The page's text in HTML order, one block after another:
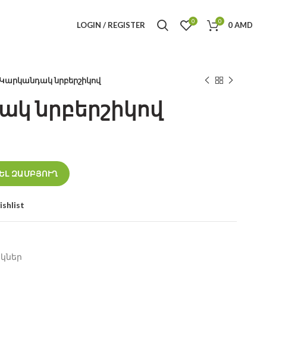
LOGIN / REGISTER 0 0 0AMD
Կարկանդակ նրբերշիկով
նրբերշիկով
ԶԱՄԲՅՈՒՂ